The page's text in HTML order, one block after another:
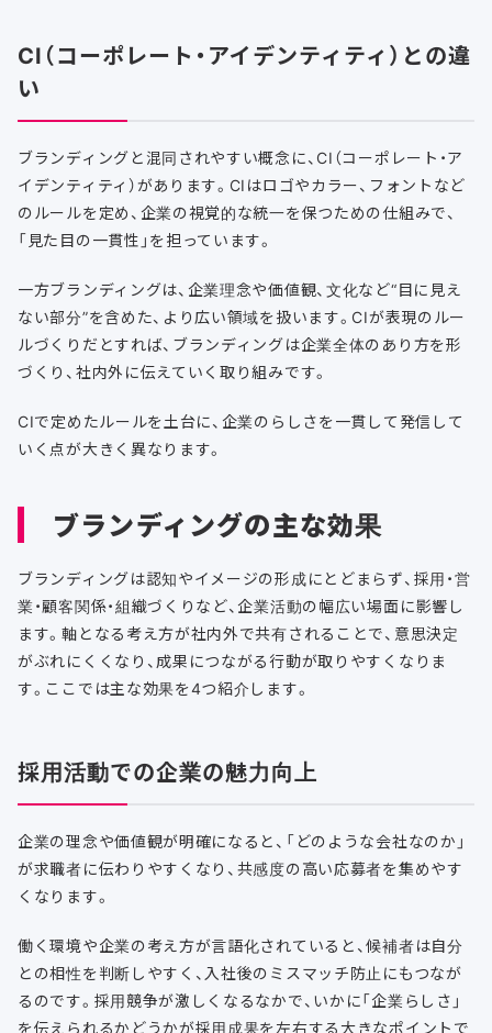
CI（コーポレート・アイデンティティ）との違
い
ブランディングと混同されやすい概念に、CI（コーポレート・ア
イデンティティ）があります。CIはロゴやカラー、フォントなど
のルールを定め、企業の視覚的な統一を保つための仕組みで、
「見た目の一貫性」を担っています。
一方ブランディングは、企業理念や価値観、文化など“目に見え
ない部分”を含めた、より広い領域を扱います。CIが表現のルー
ルづくりだとすれば、ブランディングは企業全体のあり方を形
づくり、社内外に伝えていく取り組みです。
CIで定めたルールを土台に、企業のらしさを一貫して発信して
いく点が大きく異なります。
ブランディングの主な効果
ブランディングは認知やイメージの形成にとどまらず、採用・営
業・顧客関係・組織づくりなど、企業活動の幅広い場面に影響し
ます。軸となる考え方が社内外で共有されることで、意思決定
がぶれにくくなり、成果につながる行動が取りやすくなりま
す。ここでは主な効果を4つ紹介します。
採用活動での企業の魅力向上
企業の理念や価値観が明確になると、「どのような会社なのか」
が求職者に伝わりやすくなり、共感度の高い応募者を集めやす
くなります。
働く環境や企業の考え方が言語化されていると、候補者は自分
との相性を判断しやすく、入社後のミスマッチ防止にもつなが
るのです。採用競争が激しくなるなかで、いかに「企業らしさ」
を伝えられるかどうかが採用成果を左右する大きなポイントで